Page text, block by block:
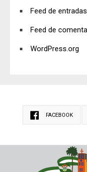
Feed de entradas
Feed de
WordPress.org
FACEBOOK